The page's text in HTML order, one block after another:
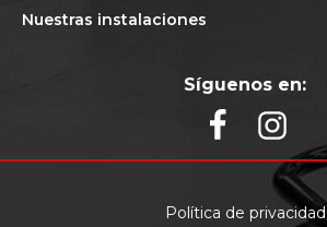
Nuestras instalaciones
Síguenos en:
Política de privacidad